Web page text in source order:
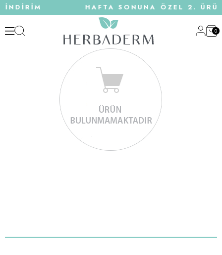
İNDİRİM HAFTA SONUNA ÖZEL 2.
0